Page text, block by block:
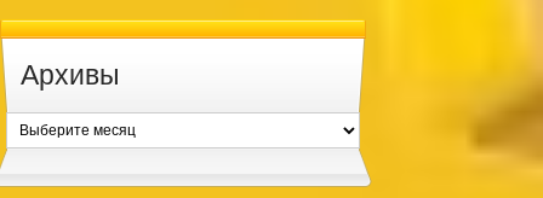
Архивы
Архивы